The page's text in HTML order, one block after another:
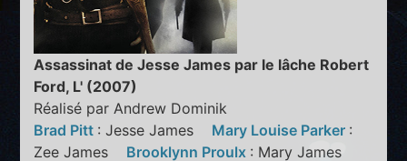
Assassinat de Jesse James par le lâche Robert
Ford, L' (2007)
Réalisé par Andrew Dominik
Brad Pitt : Jesse James Mary Louise Parker :
Zee James Brooklynn Proulx : Mary James